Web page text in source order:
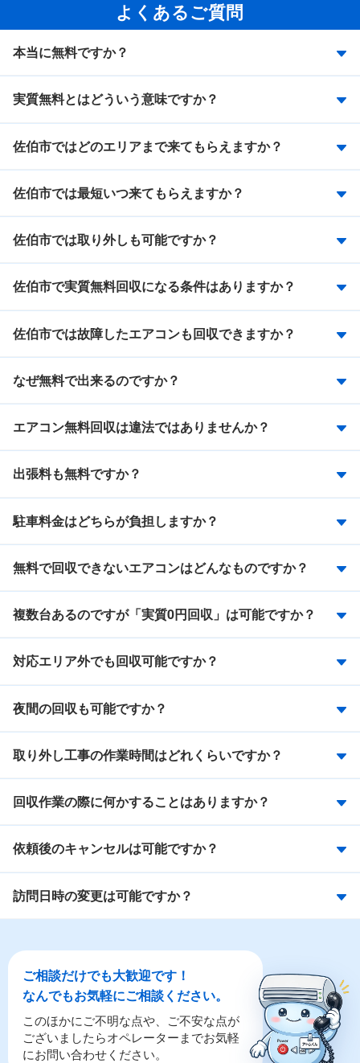
よくあるご質問
本当に無料ですか？
実質無料とはどういう意味ですか？
佐伯市ではどのエリアまで来てもらえますか？
佐伯市では最短いつ来てもらえますか？
佐伯市では取り外しも可能ですか？
佐伯市で実質無料回収になる条件はありますか？
佐伯市では故障したエアコンも回収できますか？
なぜ無料で出来るのですか？
エアコン無料回収は違法ではありませんか？
出張料も無料ですか？
駐車料金はどちらが負担しますか？
無料で回収できないエアコンはどんなものですか？
複数台あるのですが「実質0円回収」は可能ですか？
対応エリア外でも回収可能ですか？
夜間の回収も可能ですか？
取り外し工事の作業時間はどれくらいですか？
回収作業の際に何かすることはありますか？
依頼後のキャンセルは可能ですか？
訪問日時の変更は可能ですか？
ご相談だけでも大歓迎です！
なんでもお気軽にご相談ください。
このほかにご不明な点や、ご不安な点が
ございましたらオペレーターまでお気軽
にお問い合わせください。